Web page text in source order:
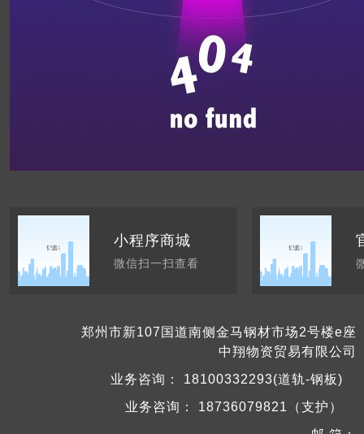
小程序商城
微信扫一扫查看
郑州市新107国道南侧金马钢材市场2号楼e座
中翔物资贸易有限公司
业务咨询：
18100332293(道轨-钢板)
业务咨询：
18736079821（支护）